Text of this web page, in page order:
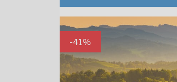
-41%